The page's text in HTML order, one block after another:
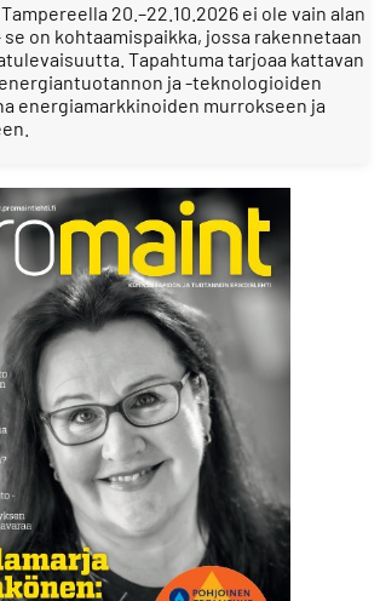
20.–22.10.2026 ei ole vain alan
se on kohtaamispaikka, jossa rakennetaan
Tapahtuma tarjoaa kattavan
ja -teknologioiden
energiamarkkinoiden murrokseen ja